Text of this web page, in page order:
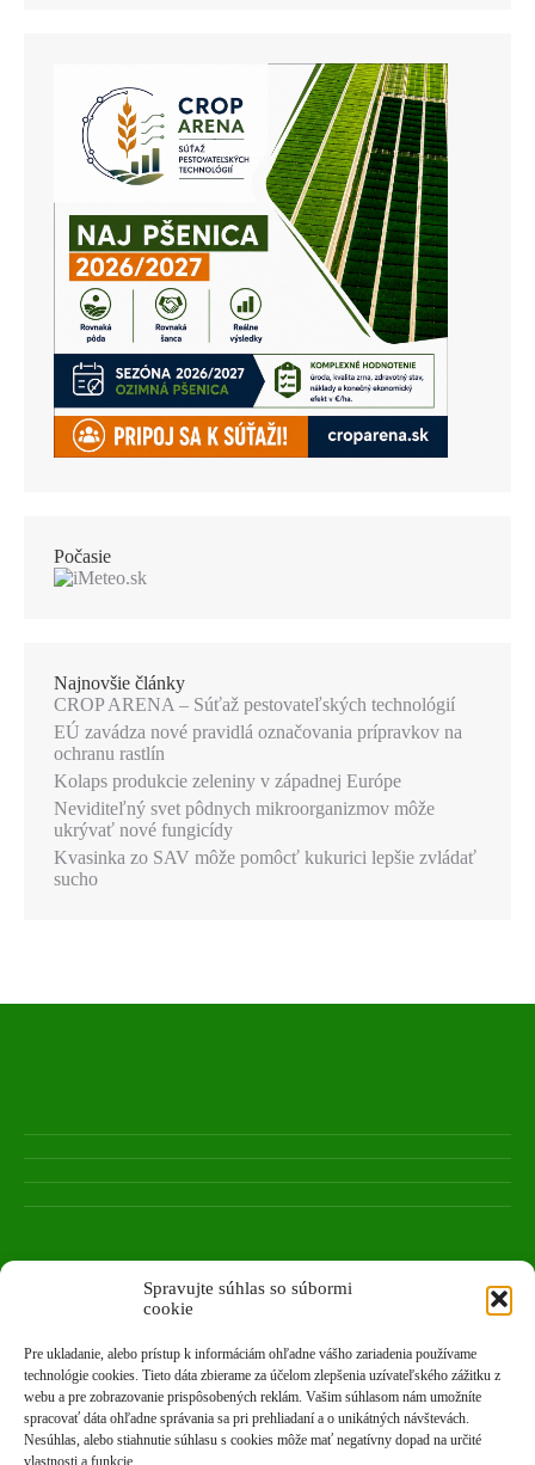
Spravujte súhlas so súbormi
cookie
Pre ukladanie, alebo prístup k informáciám ohľadne vášho zariadenia používame
technológie cookies. Tieto dáta zbierame za účelom zlepšenia uzívateľského zážitku z
webu a pre zobrazovanie prispôsobených reklám. Vašim súhlasom nám umožníte
spracovať dáta ohľadne správania sa pri prehliadaní a o unikátných návštevách.
Nesúhlas, alebo stiahnutie súhlasu s cookies môže mať negatívny dopad na určité
vlastnosti a funkcie.
Počasie
Najnovšie články
CROP ARENA – Súťaž pestovateľských technológií
EÚ zavádza nové pravidlá označovania prípravkov na
ochranu rastlín
Kolaps produkcie zeleniny v západnej Európe
Neviditeľný svet pôdnych mikroorganizmov môže
ukrývať nové fungicídy
Kvasinka zo SAV môže pomôcť kukurici lepšie zvládať
sucho